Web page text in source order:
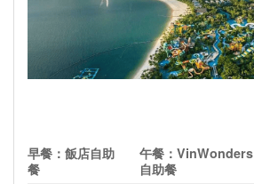
早餐：飯店自助
餐
午餐：VinWonders
自助餐